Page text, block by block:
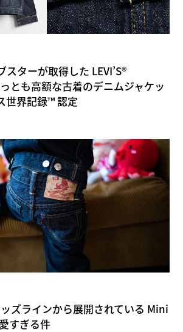
ターが取得した LEVI’S®
とも高額な古着のデニムジャケッ
世界記録™ 認定
ズラインから展開されている Mini
すぎる件